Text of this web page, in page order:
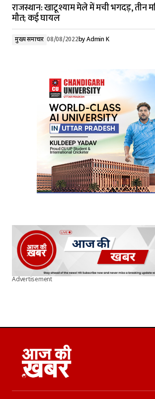
राजस्थान: खाटूश्याम मेले में मची भगदड़, तीन
मौत; कई घायल
मुख्य समाचार 08/08/2022byAdmin K
Advertisement